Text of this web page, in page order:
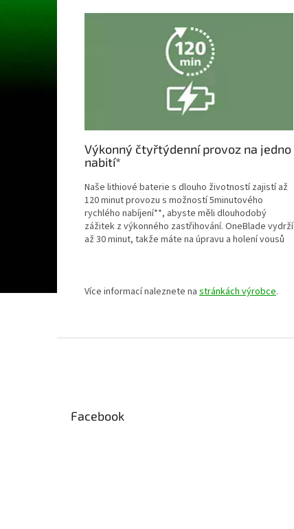
Výkonný čtyřtýdenní provoz na jedno
nabití*
Naše lithiové baterie s dlouho životností zajistí až
120 minut provozu s možností 5minutového
rychlého nabíjení**, abyste měli dlouhodobý
zážitek z výkonného zastřihování. OneBlade vydrží
až 30 minut, takže máte na úpravu a holení vousů
Více informací naleznete na stránkách výrobce.
Facebook